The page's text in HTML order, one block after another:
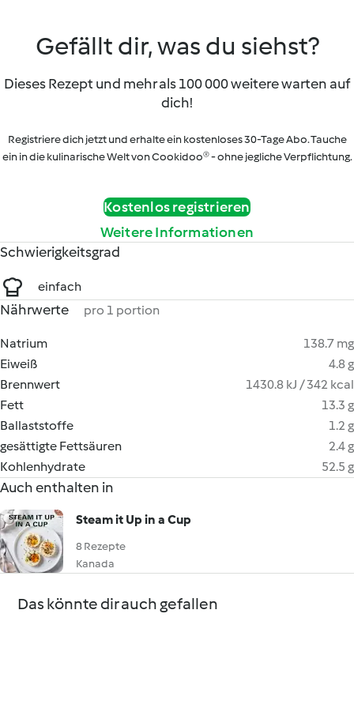
Gefällt dir, was du siehst?
Dieses Rezept und mehr als 100 000 weitere warten auf
dich!
Registriere dich jetzt und erhalte ein kostenloses 30-Tage Abo. Tauche
ein in die kulinarische Welt von Cookidoo® - ohne jegliche Verpflichtung.
Kostenlos registrieren
Weitere Informationen
Schwierigkeitsgrad
einfach
Nährwerte pro 1 portion
Natrium
138.7 mg
Eiweiß
4.8 g
Brennwert
1430.8 kJ / 342 kcal
Fett
13.3 g
Ballaststoffe
1.2 g
gesättigte Fettsäuren
2.4 g
Kohlenhydrate
52.5 g
Auch enthalten in
Steam it Up in a Cup
8 Rezepte
Kanada
Das könnte dir auch gefallen